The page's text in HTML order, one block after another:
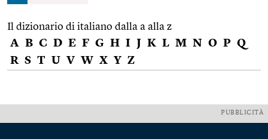
Il dizionario di italiano dalla a alla z
A B C D E F G H I J K L M N O P Q
R S T U V W X Y Z
PUBBLICITÀ